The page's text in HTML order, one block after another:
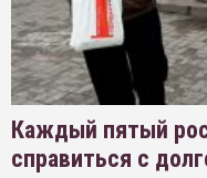
Каждый пятый
справиться с